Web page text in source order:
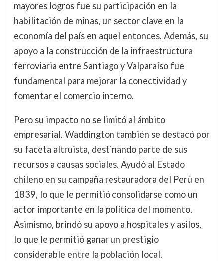
mayores logros fue su participación en la
habilitación de minas, un sector clave en la
economía del país en aquel entonces. Además, su
apoyo a la construcción de la infraestructura
ferroviaria entre Santiago y Valparaíso fue
fundamental para mejorar la conectividad y
fomentar el comercio interno.
Pero su impacto no se limitó al ámbito
empresarial. Waddington también se destacó por
su faceta altruista, destinando parte de sus
recursos a causas sociales. Ayudó al Estado
chileno en su campaña restauradora del Perú en
1839, lo que le permitió consolidarse como un
actor importante en la política del momento.
Asimismo, brindó su apoyo a hospitales y asilos,
lo que le permitió ganar un prestigio
considerable entre la población local.